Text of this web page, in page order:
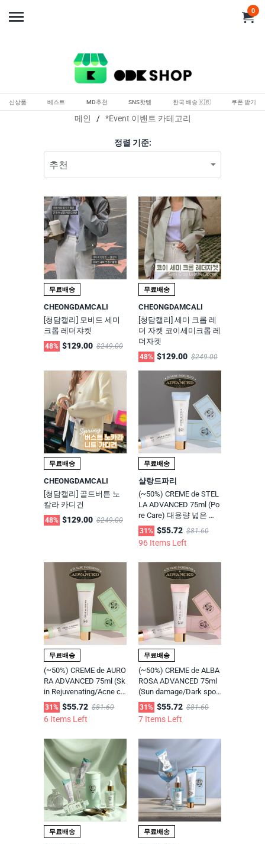
0
신상품 베스트 MD추천 SNS핫템 한국 배송 🇰🇷 쿠폰 받기
메인 / *Event 이밴트 카테고리
정렬 기준:
무료배송
CHEONGDAMCALI
[청담캘리] 모비드 세미
크롭 레더쟈켓
48% $129.00 $249.00
무료배송
CHEONGDAMCALI
[청담캘리] 세미 크롭 레
더 자켓 코이세미크롭 레
더자켓
48% $129.00 $249.00
무료배송
CHEONGDAMCALI
[청담캘리] 골드버튼 노
칼라 카디건
48% $129.00 $249.00
무료배송
샬랑드파리
(~50%) CREME de STEL
LA ADVANCED 75ml (Po
re Care) 대용량 넓은 모
공 축소 크림
31% $55.72 $81.60
96 Items Left
무료배송
(~50%) CREME de AURO
RA ADVANCED 75ml (Sk
in Rejuvenating/Acne ca
re) 대용량 트러블성 여
드름 피부 개선 크림
31% $55.72 $81.60
6 Items Left
무료배송
(~50%) CREME de ALBA
ROSA ADVANCED 75ml
(Sun damage/Dark spot
care) 대용량 기미 잡티
개선 크림
31% $55.72 $81.60
7 Items Left
무료배송 무료배송